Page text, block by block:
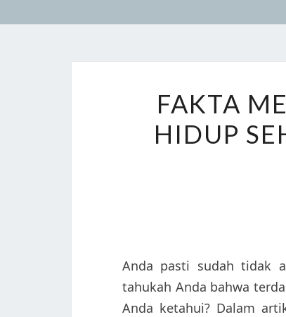
FAKTA
HIDUP
Anda pasti sudah tidak
tahukah Anda bahwa
Anda ketahui? Dalam